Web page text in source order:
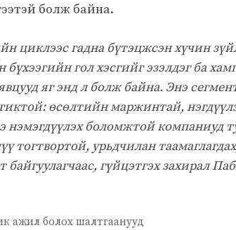
болж байна.
циклээс гадна бүтэцжсэн хүчин
гол хэсгийг эзэлдэг ба
яг энд л болж байна. Энэ
өсөлтийн маржинтай,
нэмэгдүүлэх боломжтой компаниуд
тогтвортой, урьдчилан
гүйцэтгэх захирал
ажил болох шалтгаанууд